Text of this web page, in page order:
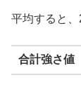
平均すると
合計強さ値